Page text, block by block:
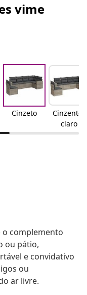
vime
Cinzeto
Cinzento-
claro
o complemento
ou pátio,
e convidativo
ou
ar livre.